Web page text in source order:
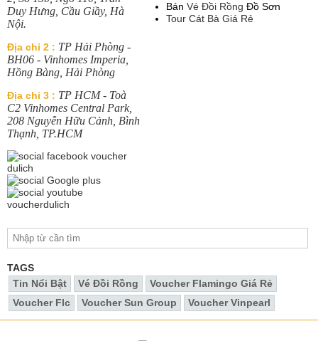
Duy Hưng, Cầu Giầy, Hà
Nội.
Địa chỉ 2 : TP Hải Phòng -
BH06 - Vinhomes Imperia,
Hồng Bàng, Hải Phòng
Địa chỉ 3 : TP HCM - Toà
C2 Vinhomes Central Park,
208 Nguyễn Hữu Cảnh, Bình
Thạnh, TP.HCM
Bán Vé Đồi Rồng Đồ Sơn
Tour Cát Bà Giá Rẻ
TAGS
Tin Nổi Bật
Vé Đồi Rồng
Voucher Flamingo Giá Rẻ
Voucher Flc
Voucher Sun Group Voucher Vinpearl